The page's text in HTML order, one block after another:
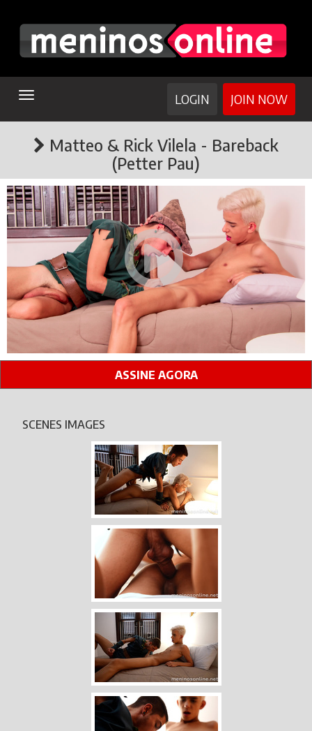
TOGGLE
JOIN NOW
LOGIN
Matteo & Rick Vilela - Bareback
(Petter Pau)
ASSINE AGORA
SCENES IMAGES